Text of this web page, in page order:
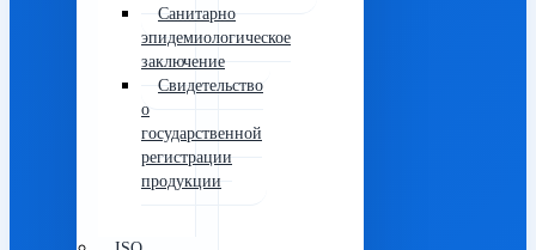
Санитарно
эпидемиологическое
заключение
Свидетельство
о
государственной
регистрации
продукции